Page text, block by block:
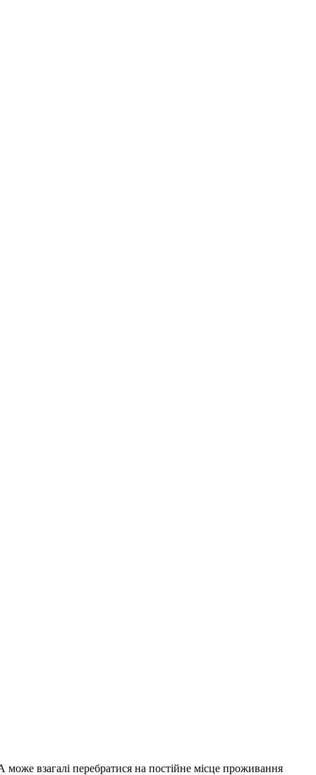
може взагалі перебратися на постійне місце проживання